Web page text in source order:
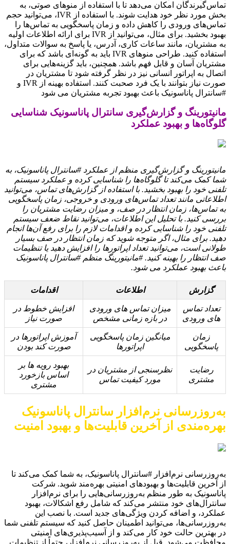
تماس‌گیرندگان امکان می‌دهد تا با استفاده از منوهای صوتی، به
بخش مورد نظر خود هدایت شوند. با استفاده از IVR، می‌توانید حجم
تماس‌های ورودی را کاهش داده و زمان پاسخگویی به تماس‌ها را
بهبود بخشید. برای مثال، می‌توانید از IVR برای ارائه اطلاعات اولیه
به مشتریان، مانند ساعات کاری، آدرس، یا پاسخ به سوالات متداول،
استفاده کنید. طراحی منوهای IVR باید به گونه‌ای باشد که برای
مشتریان آسان و قابل فهم باشد. همچنین، باید گزینه‌هایی برای
اتصال به اپراتور انسانی نیز در نظر گرفته شود تا مشتریان در
صورت نیاز بتوانند با یک فرد صحبت کنند. استفاده بهینه از IVR و
#سانترال پاناسونیک باعث بهبود تجربه مشتریان می شود
مانیتورینگ و گزارش‌گیری سانترال پاناسونیک شناسایی
گلوگاه‌ها و بهبود عملکرد
مانیتورینگ و گزارش‌گیری منظم از عملکرد #سانترال پاناسونیک، به
شما کمک می‌کند تا گلوگاه‌ها را شناسایی کرده و عملکرد سیستم
تلفنی خود را بهبود بخشید. با استفاده از گزارش‌های تماس، می‌توانید
اطلاعاتی مانند تعداد تماس‌های ورودی و خروجی، زمان پاسخگویی
به تماس‌ها، زمان انتظار در صف، و میزان رضایت مشتریان را
بررسی کنید. با تحلیل این اطلاعات، می‌توانید نقاط ضعف سیستم
تلفنی خود را شناسایی کرده و اقدامات لازم را برای رفع آن‌ها انجام
دهید. برای مثال، اگر متوجه شوید که زمان انتظار در صف بسیار
طولانی است، می‌توانید تعداد اپراتورها را افزایش دهید یا تنظیمات
صف انتظار را بهینه کنید. #مانیتورینگ منظم #سانترال پاناسونیک
باعث بهبود عملکرد می شود.
گزارش اطلاعات اقدامات
تعداد تماس
های ورودی
میزان تماس های ورودی
در بازه زمانی مشخص
افزایش خطوط در
صورت نیاز
زمان
پاسخگویی
میانگین زمان پاسخگویی
اپراتورها
آموزش اپراتورها در
صورت کند بودن
رضایت
مشتری
نظرسنجی از مشتریان در
مورد کیفیت تماس
بهبود رویه ها بر
اساس بازخورد
مشتری
به‌روزرسانی نرم‌افزار سانترال پاناسونیک
بهره‌مندی از آخرین قابلیت‌ها و بهبود امنیت
به‌روزرسانی نرم‌افزار #سانترال پاناسونیک، به شما کمک می‌کند تا
از آخرین قابلیت‌ها و بهبودهای امنیتی بهره‌مند شوید. شرکت
پاناسونیک به طور منظم به‌روزرسانی‌هایی را برای نرم‌افزار
سانترال‌های خود منتشر می‌کند که شامل رفع اشکالات، بهبود
عملکرد، و اضافه کردن ویژگی‌های جدید است. با نصب این
به‌روزرسانی‌ها، می‌توانید اطمینان حاصل کنید که سیستم تلفنی شما
در بهترین حالت خود کار می‌کند و از آسیب‌پذیری‌های امنیتی
محافظت می‌شود. قبل از به‌روزرسانی نرم‌افزار، حتماً از تنظیمات